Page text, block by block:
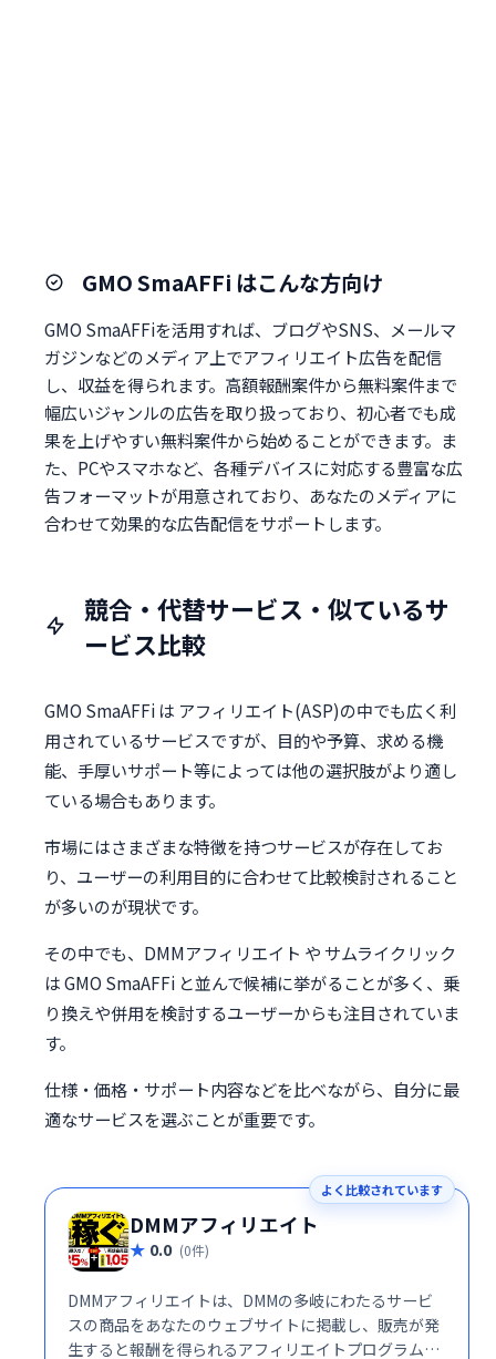
GMO SmaAFFi はこんな方向け
GMO SmaAFFiを活用すれば、ブログやSNS、メールマ
ガジンなどのメディア上でアフィリエイト広告を配信
し、収益を得られます。高額報酬案件から無料案件まで
幅広いジャンルの広告を取り扱っており、初心者でも成
果を上げやすい無料案件から始めることができます。ま
た、PCやスマホなど、各種デバイスに対応する豊富な広
告フォーマットが用意されており、あなたのメディアに
合わせて効果的な広告配信をサポートします。
競合・代替サービス・似ているサ
ービス比較
GMO SmaAFFi は アフィリエイト(ASP)の中でも広く利
用されているサービスですが、目的や予算、求める機
能、手厚いサポート等によっては他の選択肢がより適し
ている場合もあります。
市場にはさまざまな特徴を持つサービスが存在してお
り、ユーザーの利用目的に合わせて比較検討されること
が多いのが現状です。
その中でも、DMMアフィリエイト や サムライクリック
は GMO SmaAFFi と並んで候補に挙がることが多く、乗
り換えや併用を検討するユーザーからも注目されていま
す。
仕様・価格・サポート内容などを比べながら、自分に最
適なサービスを選ぶことが重要です。
よく比較されています
DMMアフィリエイト
0.0 (0件)
DMMアフィリエイトは、DMMの多岐にわたるサービ
スの商品をあなたのウェブサイトに掲載し、販売が発
生すると報酬を得られるアフィリエイトプログラムで